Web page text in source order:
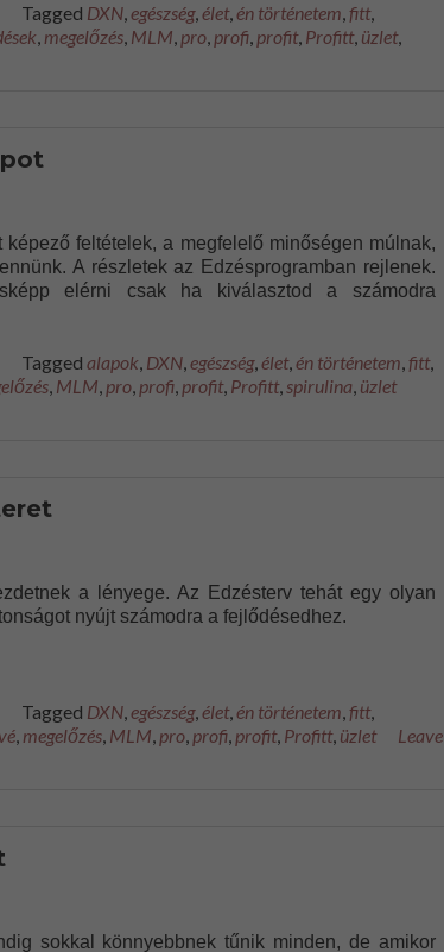
Tagged DXN,egészség,élet,én történetem,fitt,
, megelőzés, MLM, pro, profi, profit, Profitt, üzlet,
feltételek, a megfelelő minőségen múlnak,
A részletek az Edzésprogramban rejlenek.
elérni csak ha kiválasztod a számodra
Tagged alapok, DXN,egészség,élet,én történetem,fitt,
, MLM, pro, profi, profit, Profitt,spirulina, üzlet
a lényege. Az Edzésterv tehát egy olyan
nyújt számodra a fejlődésedhez.
Tagged DXN,egészség,élet,én történetem,fitt,
, megelőzés, MLM, pro, profi, profit, Profitt, üzlet
Leave
sokkal könnyebbnek tűnik minden, de amikor